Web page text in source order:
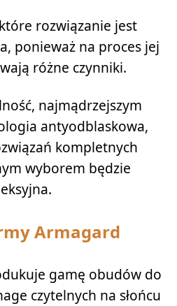
rozwiązanie jest
ponieważ na proces jej
różne czynniki.
najmądrzejszym
antyodblaskowa,
kompletnych
wyborem będzie
Armagard
gamę obudów do
czytelnych na słońcu